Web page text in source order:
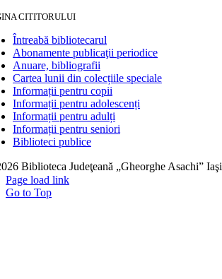
CITITORULUI
Întreabă bibliotecarul
Abonamente publicaţii periodice
Anuare, bibliografii
Cartea lunii din colecțiile speciale
Informații pentru copii
Informații pentru adolescenți
Informații pentru adulți
Informații pentru seniori
Biblioteci publice
Biblioteca Judeţeană „Gheorghe Asachi” Iaşi
Page load link
Go to Top